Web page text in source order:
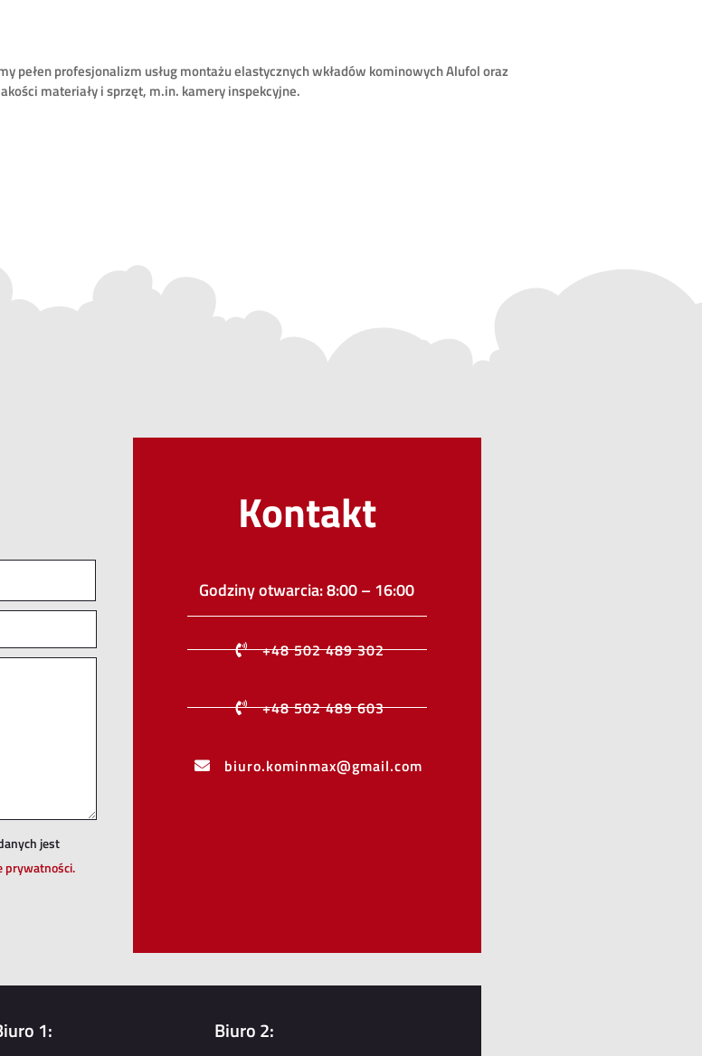
profesjonalizm usług montażu elastycznych wkładów kominowych Alufol oraz
materiały i sprzęt, m.in. kamery inspekcyjne.
jest
prywatności.
Kontakt
Godziny otwarcia: 8:00 – 16:00
+48 502 489 302
+48 502 489 603
biuro.kominmax@gmail.com
1: Biuro 2: